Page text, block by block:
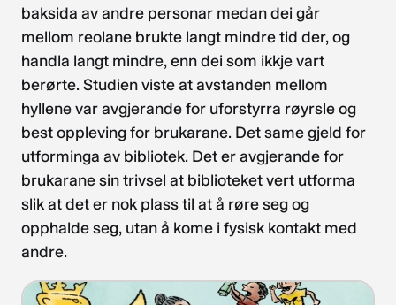
baksida av andre personar medan dei går
mellom reolane brukte langt mindre tid der, og
handla langt mindre, enn dei som ikkje vart
berørte. Studien viste at avstanden mellom
hyllene var avgjerande for uforstyrra røyrsle og
best oppleving for brukarane. Det same gjeld for
utforminga av bibliotek. Det er avgjerande for
brukarane sin trivsel at biblioteket vert utforma
slik at det er nok plass til at å røre seg og
opphalde seg, utan å kome i fysisk kontakt med
andre.